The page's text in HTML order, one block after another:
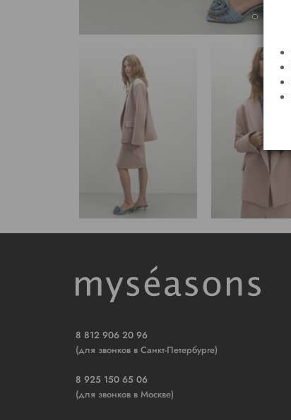
8 812 906 20 96
(для звонков в Санкт-Петербурге)
8 925 150 65 06
(для звонков в Москве)